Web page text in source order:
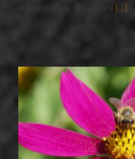
antioxidantes, saciantes y [...]